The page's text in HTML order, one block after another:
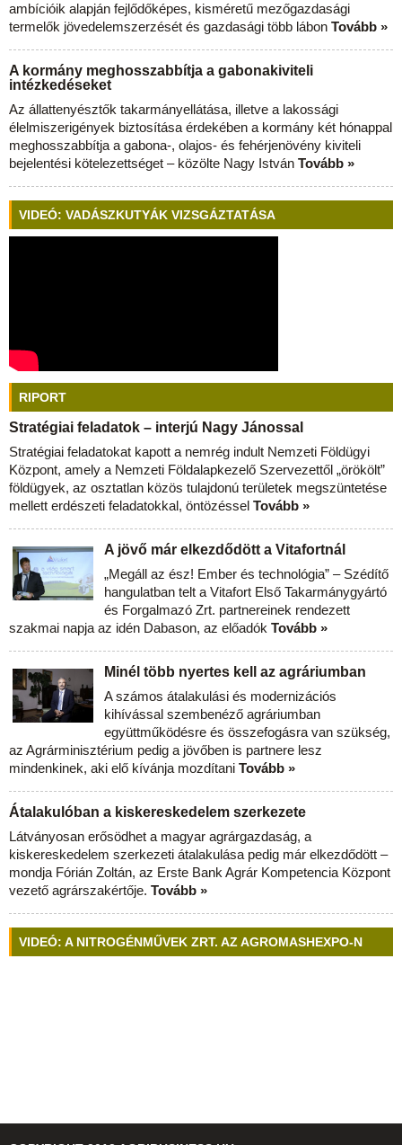
ambícióik alapján fejlődőképes, kisméretű mezőgazdasági
termelők jövedelemszerzését és gazdasági több lábon Tovább »
A kormány meghosszabbítja a gabonakiviteli
intézkedéseket
Az állattenyésztők takarmányellátása, illetve a lakossági
élelmiszerigények biztosítása érdekében a kormány két hónappal
meghosszabbítja a gabona-, olajos- és fehérjenövény kiviteli
bejelentési kötelezettséget – közölte Nagy István Tovább »
VIDEÓ: VADÁSZKUTYÁK VIZSGÁZTATÁSA
RIPORT
Stratégiai feladatok – interjú Nagy Jánossal
Stratégiai feladatokat kapott a nemrég indult Nemzeti Földügyi
Központ, amely a Nemzeti Földalapkezelő Szervezettől „örökölt”
földügyek, az osztatlan közös tulajdonú területek megszüntetése
mellett erdészeti feladatokkal, öntözéssel Tovább »
A jövő már elkezdődött a Vitafortnál
„Megáll az ész! Ember és technológia” – Szédítő
hangulatban telt a Vitafort Első Takarmánygyártó
és Forgalmazó Zrt. partnereinek rendezett
szakmai napja az idén Dabason, az előadók Tovább »
Minél több nyertes kell az agráriumban
A számos átalakulási és modernizációs
kihívással szembenéző agráriumban
együttműködésre és összefogásra van szükség,
az Agrárminisztérium pedig a jövőben is partnere lesz
mindenkinek, aki elő kívánja mozdítani Tovább »
Átalakulóban a kiskereskedelem szerkezete
Látványosan erősödhet a magyar agrárgazdaság, a
kiskereskedelem szerkezeti átalakulása pedig már elkezdődött –
mondja Fórián Zoltán, az Erste Bank Agrár Kompetencia Központ
vezető agrárszakértője. Tovább »
VIDEÓ: A NITROGÉNMŰVEK ZRT. AZ AGROMASHEXPO-N